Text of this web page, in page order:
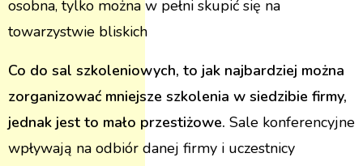
osobna, tylko można w pełni skupić się na
towarzystwie bliskich
Co do sal szkoleniowych, to jak najbardziej można
zorganizować mniejsze szkolenia w siedzibie firmy,
jednak jest to mało przestiżowe. Sale konferencyjne
wpływają na odbiór danej firmy i uczestnicy